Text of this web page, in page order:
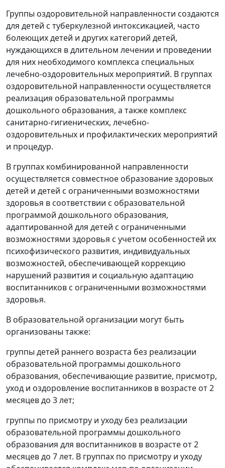
Группы оздоровительной направленности создаются
для детей с туберкулезной интоксикацией, часто
болеющих детей и других категорий детей,
нуждающихся в длительном лечении и проведении
для них необходимого комплекса специальных
лечебно-оздоровительных мероприятий. В группах
оздоровительной направленности осуществляется
реализация образовательной программы
дошкольного образования, а также комплекс
санитарно-гигиенических, лечебно-
оздоровительных и профилактических мероприятий
и процедур.
В группах комбинированной направленности
осуществляется совместное образование здоровых
детей и детей с ограниченными возможностями
здоровья в соответствии с образовательной
программой дошкольного образования,
адаптированной для детей с ограниченными
возможностями здоровья с учетом особенностей их
психофизического развития, индивидуальных
возможностей, обеспечивающей коррекцию
нарушений развития и социальную адаптацию
воспитанников с ограниченными возможностями
здоровья.
В образовательной организации могут быть
организованы также:
группы детей раннего возраста без реализации
образовательной программы дошкольного
образования, обеспечивающие развитие, присмотр,
уход и оздоровление воспитанников в возрасте от 2
месяцев до 3 лет;
группы по присмотру и уходу без реализации
образовательной программы дошкольного
образования для воспитанников в возрасте от 2
месяцев до 7 лет. В группах по присмотру и уходу